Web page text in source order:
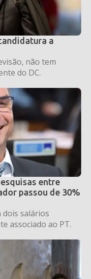
a
não tem
do DC.
entre
passou de 30%
dois salários
associado ao PT.